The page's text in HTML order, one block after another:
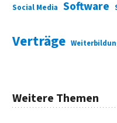
Social Media Software
Verträge
Weitere Themen